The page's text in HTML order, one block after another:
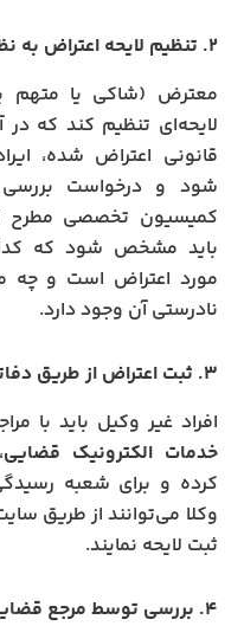
۲. تنظیم لایحه اعتراض به نظریه
معترض (شاکی یا متهم
لایحه‌ای تنظیم کند که
قانونی اعتراض شده،
شود و درخواست بررسی
کمیسیون تخصصی مطرح
باید مشخص شود که
مورد اعتراض است و چه
نادرستی آن وجود دارد.
۳. ثبت اعتراض از طریق دفاتر خدمات قضایی
افراد غیر وکیل باید با
خدمات الکترونیک قضایی
کرده و برای شعبه
وکلا می‌توانند از طریق
ثبت لایحه نمایند.
۴. بررسی توسط مرجع قضایی